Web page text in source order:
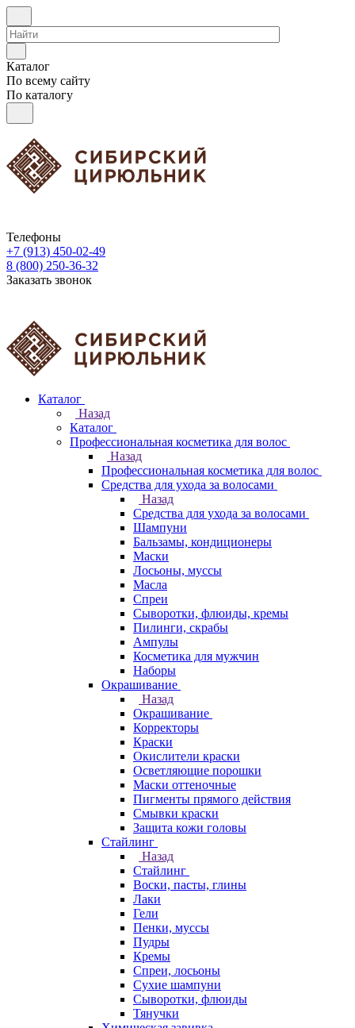
Каталог
По всему сайту
По каталогу
Телефоны
+7 (913) 450-02-49
8 (800) 250-36-32
Заказать звонок
Каталог
Назад
Каталог
Профессиональная косметика для волос
Назад
Профессиональная косметика для волос
Средства для ухода за волосами
Назад
Средства для ухода за волосами
Шампуни
Бальзамы, кондиционеры
Маски
Лосьоны, муссы
Масла
Спреи
Сыворотки, флюиды, кремы
Пилинги, скрабы
Ампулы
Косметика для мужчин
Наборы
Окрашивание
Назад
Окрашивание
Корректоры
Краски
Окислители краски
Осветляющие порошки
Маски оттеночные
Пигменты прямого действия
Смывки краски
Защита кожи головы
Стайлинг
Назад
Стайлинг
Воски, пасты, глины
Лаки
Гели
Пенки, муссы
Пудры
Кремы
Спреи, лосьоны
Сухие шампуни
Сыворотки, флюиды
Тянучки